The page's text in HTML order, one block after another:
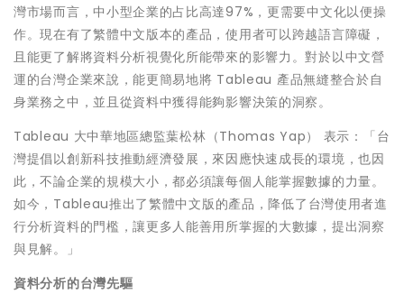
灣市場而言，中小型企業的占比高達97%，更需要中文化以便操
作。現在有了繁體中文版本的產品，使用者可以跨越語言障礙，
且能更了解將資料分析視覺化所能帶來的影響力。對於以中文營
運的台灣企業來說，能更簡易地將 Tableau 產品無縫整合於自
身業務之中，並且從資料中獲得能夠影響決策的洞察。
Tableau 大中華地區總監葉松林（Thomas Yap） 表示：「台
灣提倡以創新科技推動經濟發展，來因應快速成長的環境，也因
此，不論企業的規模大小，都必須讓每個人能掌握數據的力量。
如今，Tableau推出了繁體中文版的產品，降低了台灣使用者進
行分析資料的門檻，讓更多人能善用所掌握的大數據，提出洞察
與見解。」
資料分析的台灣先驅